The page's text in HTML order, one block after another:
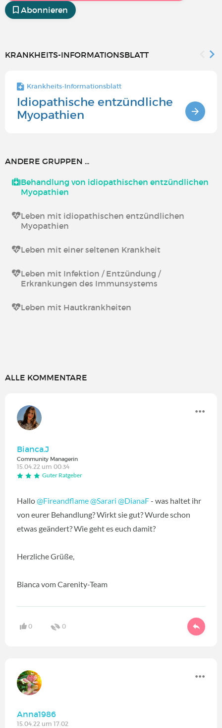
Abonnieren
KRANKHEITS-INFORMATIONSBLATT
Krankheits-Informationsblatt
Idiopathische entzündliche
Myopathien
ANDERE GRUPPEN ...
Behandlung von idiopathischen entzündlichen
Myopathien
Leben mit idiopathischen entzündlichen
Myopathien
Leben mit einer seltenen Krankheit
Leben mit Infektion / Entzündung /
Erkrankungen des Immunsystems
Leben mit Hautkrankheiten
ALLE KOMMENTARE
Bianca.J
Community Managerin
15.04.22 um 00:34
Guter Ratgeber
Hallo@Fireandflame@Sarari @DianaF- was haltet ihr
von eurer Behandlung? Wirkt sie gut? Wurde schon
etwas geändert? Wie geht es euch damit?
Herzliche Grüße,
Bianca vom Carenity-Team
0 0
Anna1986
15.04.22 um 17:02